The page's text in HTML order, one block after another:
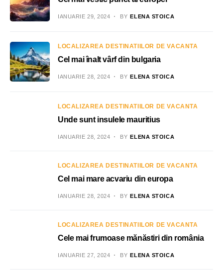
IANUARIE 29, 2024 BY ELENA STOICA
LOCALIZAREA DESTINATIILOR DE VACANTA
Cel mai înalt vârf din bulgaria
IANUARIE 28, 2024 BY ELENA STOICA
LOCALIZAREA DESTINATIILOR DE VACANTA
Unde sunt insulele mauritius
IANUARIE 28, 2024 BY ELENA STOICA
LOCALIZAREA DESTINATIILOR DE VACANTA
Cel mai mare acvariu din europa
IANUARIE 28, 2024 BY ELENA STOICA
LOCALIZAREA DESTINATIILOR DE VACANTA
Cele mai frumoase mănăstiri din românia
IANUARIE 27, 2024 BY ELENA STOICA